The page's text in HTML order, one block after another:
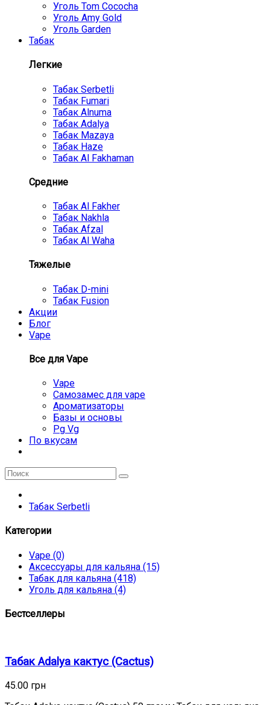
Уголь Tom Cococha
Уголь Amy Gold
Уголь Garden
Табак
Легкие
Табак Serbetli
Табак Fumari
Табак Alnuma
Табак Adalya
Табак Mazaya
Табак Haze
Табак Al Fakhaman
Средние
Табак Al Fakher
Табак Nakhla
Табак Afzal
Табак Al Waha
Тяжелые
Табак D-mini
Табак Fusion
Акции
Блог
Vape
Все для Vape
Vape
Самозамес для vape
Ароматизаторы
Базы и основы
Pg Vg
По вкусам
Табак Serbetli
Категории
Vape (0)
Аксессуары для кальяна (15)
Табак для кальяна (418)
Уголь для кальяна (4)
Бестселлеры
Табак Adalya кактус (Cactus)
45.00 грн